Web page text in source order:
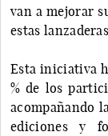
van a mejorar
estas
Esta iniciativa
% de los
acompañando
ediciones y